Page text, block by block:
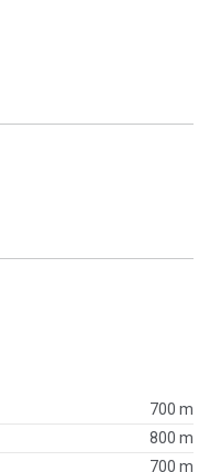
700 m
800 m
700 m